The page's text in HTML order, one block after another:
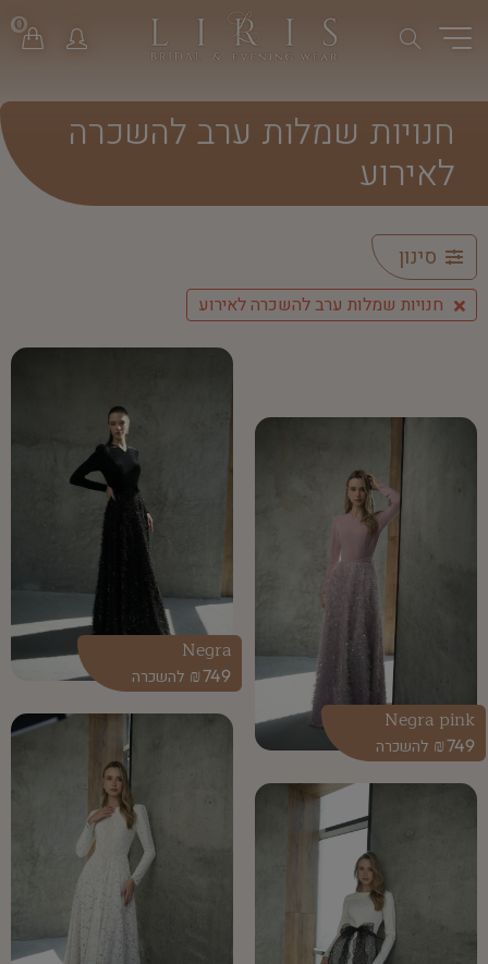
0
חנויות שמלות ערב להשכרה
לאירוע
סינון
חנויות שמלות ערב להשכרה לאירוע
749
₪
Negra pink
749
₪
Negra